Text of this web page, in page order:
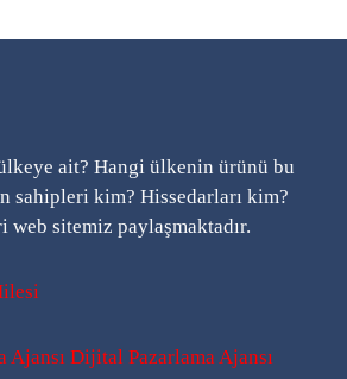
ait? Hangi ülkenin ürünü bu
sahipleri kim? Hissedarları kim?
sitemiz paylaşmaktadır.
Ajansı Dijital Pazarlama Ajansı